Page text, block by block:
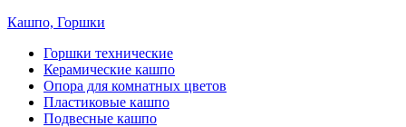
Кашпо, Горшки
Горшки технические
Керамические кашпо
Опора для комнатных цветов
Пластиковые кашпо
Подвесные кашпо